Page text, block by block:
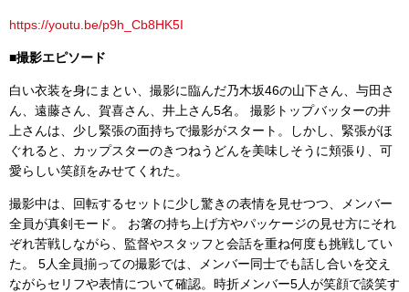
https://youtu.be/p9h_Cb8HK5I
■撮影エピソード
白い衣装を身にまとい、撮影に臨んだ乃木坂46の山下さん、与田さ
ん、遠藤さん、賀喜さん、井上さん5名。
撮影トップバッターの井
上さんは、少し緊張の面持ちで撮影がスタート。しかし、緊張がほ
ぐれると、カップスターのきつねうどんを美味しそうに頬張り、可
愛らしい笑顔をみせてくれた。
撮影中は、回転するセットに少し驚きの表情を見せつつ、メンバー
全員が真剣モード。
お箸の持ち上げ方やパッケージの見せ方にそれ
ぞれ苦戦しながら、監督やスタッフと会話を重ね何度も挑戦してい
た。
5人全員揃っての撮影では、メンバー同士でも話し合いを交え
ながらセリフや表情について確認。時折メンバー5人が笑顔で談笑す